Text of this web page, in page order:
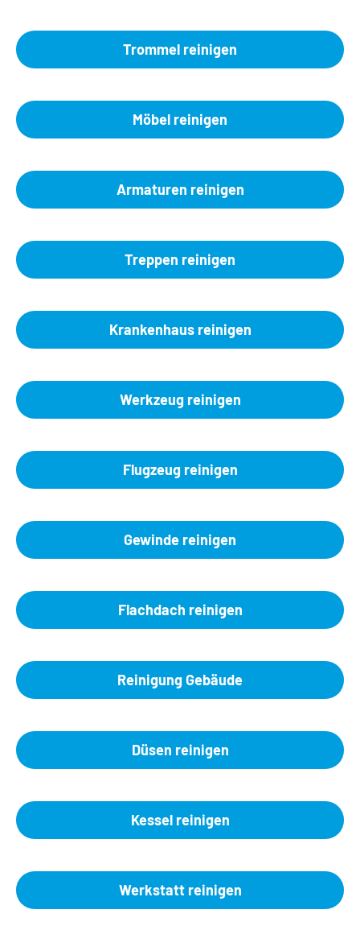
Trommel reinigen
Möbel reinigen
Armaturen reinigen
Treppen reinigen
Krankenhaus reinigen
Werkzeug reinigen
Flugzeug reinigen
Gewinde reinigen
Flachdach reinigen
Reinigung Gebäude
Düsen reinigen
Kessel reinigen
Werkstatt reinigen